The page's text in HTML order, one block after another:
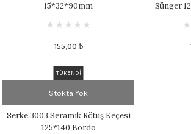
15*32*90mm
155,00 ₺
Sünger
TÜKENDİ
Stokta Yok
Serke 3003 Seramik Rötuş Keçesi
125*140 Bordo